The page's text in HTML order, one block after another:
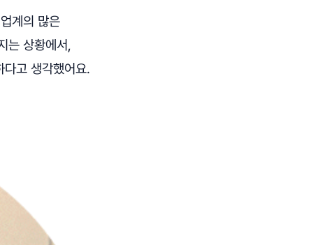
계의 많은
는 상황에서,
고 생각했어요.